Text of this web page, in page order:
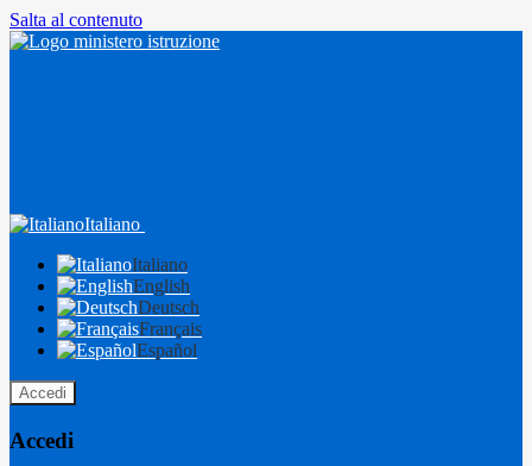
Salta al contenuto
Italiano
Italiano
English
Deutsch
Français
Español
Accedi
Accedi